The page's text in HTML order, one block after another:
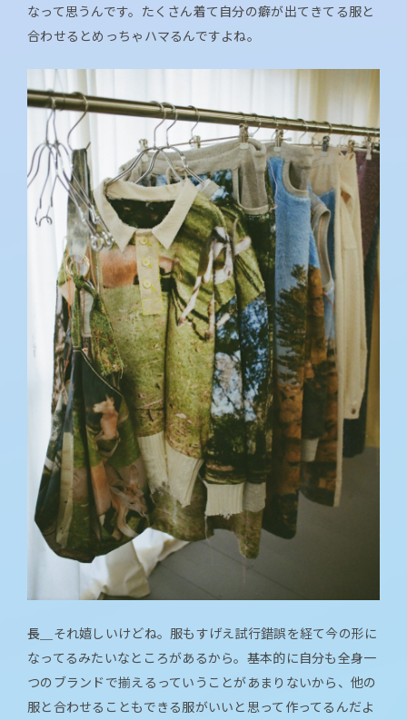
なって思うんです。たくさん着て自分の癖が出てきてる服と
合わせるとめっちゃハマるんですよね。
長＿ それ嬉しいけどね。服もすげえ試行錯誤を経て今の形に
なってるみたいなところがあるから。基本的に自分も全身一
つのブランドで揃えるっていうことがあまりないから、他の
服と合わせることもできる服がいいと思って作ってるんだよ